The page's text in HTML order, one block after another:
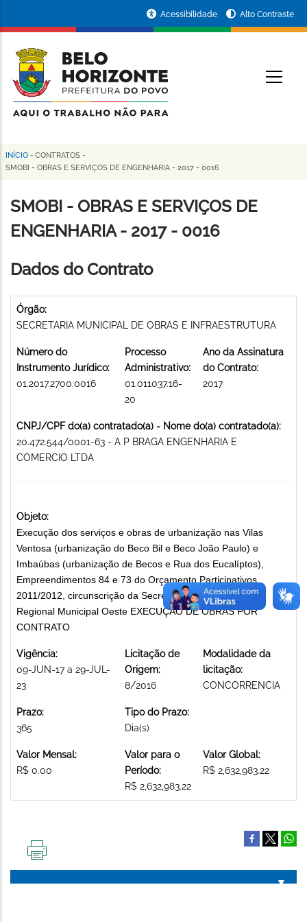
conteúdo
principal
da
Prefeitura
de
Horizonte
Acessibilidade Alto Contraste
Trilha
navegação
INÍCIO - CONTRATOS -
SMOBI - OBRAS E SERVIÇOS DE ENGENHARIA - 2017 - 0016
SMOBI - OBRAS E SERVIÇOS DE
ENGENHARIA - 2017 - 0016
Dados do Contrato
Órgão:
SECRETARIA MUNICIPAL DE OBRAS E INFRAESTRUTURA
Número do
Instrumento Jurídico:
01.2017.2700.0016
Processo
Administrativo:
01.011037.16-
20
Ano da Assinatura
do Contrato:
2017
CNPJ/CPF do(a) contratado(a) - Nome do(a) contratado(a):
20.472.544/0001-63 - A P BRAGA ENGENHARIA E
COMERCIO LTDA
Objeto:
Execução dos serviços e obras de urbanização nas Vilas
Ventosa (urbanização do Beco Bil e Beco João Paulo) e
Imbaúbas (urbanização de Becos e Rua dos Eucalíptos),
Empreendimentos 84 e 73 do Orçamento Participativos
2011/2012, circunscrição da Secretaria de Administração
Regional Municipal Oeste EXECUÇÃO DE OBRAS POR
CONTRATO
Vigência:
09-JUN-17 a 29-JUL-
23
Licitação de
Origem:
8/2016
Modalidade da
licitação:
CONCORRENCIA
Prazo:
365
Tipo do Prazo:
Dia(s)
Valor Mensal:
R$ 0.00
Valor para o
Período:
R$ 2,632,983.22
Valor Global:
R$ 2,632,983.22
PÁGINA